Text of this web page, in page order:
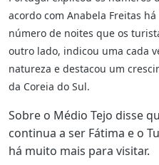
acordo com Anabela Freitas
número de noites que os
outro lado, indicou uma cada
natureza e destacou um
da Coreia do Sul.
Sobre o Médio Tejo disse
continua a ser Fátima e o
há muito mais para visitar.